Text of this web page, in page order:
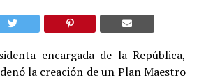
encargada de la República,
la creación de un Plan Maestro